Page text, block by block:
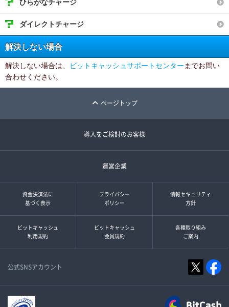
ひらがなチャージ
ダイレクトチャージ
解決しない場合
解決しない場合は、 ビットキャッシュサポートセンター までお問い
合わせください。
ページトップ
導入をご検討のお客様
運営企業
資金決済法に
基づく表示
プライバシー
ポリシー
情報セキュリティ
方針
ビットキャッシュ
利用規約
ビットキャッシュ
会員規約
各種取り組み
ご案内
公式SNSアカウント